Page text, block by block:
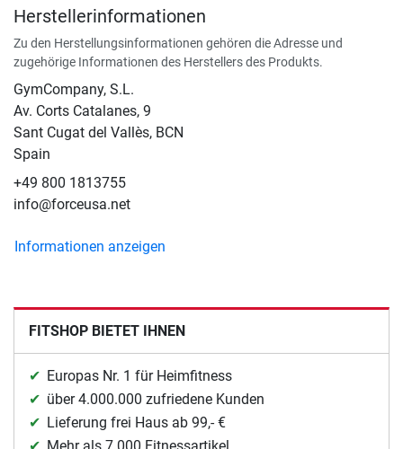
Herstellerinformationen
Zu den Herstellungsinformationen gehören die Adresse und
zugehörige Informationen des Herstellers des Produkts.
GymCompany, S.L.
Av. Corts Catalanes, 9
Sant Cugat del Vallès, BCN
Spain
+49 800 1813755
info@forceusa.net
Informationen anzeigen
FITSHOP BIETET IHNEN
Europas Nr. 1 für Heimfitness
über 4.000.000 zufriedene Kunden
Lieferung frei Haus ab 99,- €
Mehr als 7.000 Fitnessartikel